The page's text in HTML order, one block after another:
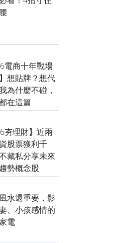
電商十年戰場
想貼牌？想代
為什麼不碰，
在這篇
夯理財】近兩
股票獲利千
藏私分享未來
勢概念股
水還重要，影
、小孩感情的
電